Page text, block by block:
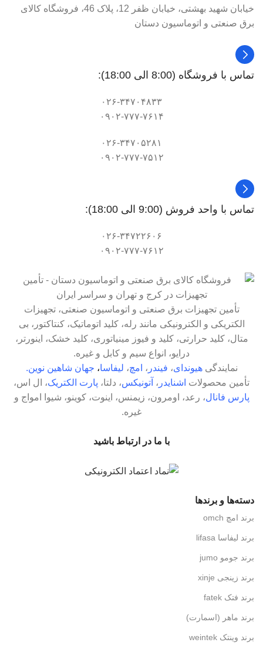
خیابان شهید بهشتی، خیابان ظفر 12، پلاک 46، فروشگاه کالای
برق صنعتی و اتوماسیون دستان
تماس با فروشگاه (8:00 الی 18:00):
۰۲۶-۳۴۷۰۴۸۳۳
۰۹۰۲-۷۷۷-۷۶۱۴
۰۲۶-۳۴۷۰۵۲۸۱
۰۹۰۲-۷۷۷-۷۵۱۲
تماس با واحد فروش (9:00 الی 18:00):
۰۲۶-۳۴۷۲۲۶۰۶
۰۹۰۲-۷۷۷-۷۶۱۲
تأمین تجهیزات برق صنعتی و اتوماسیون صنعتی، تجهیزات
الکتریکی و الکترونیکی مانند رله،کلید اتوماتیک، کنتاکتور، بی
متال، کلید حرارتی، کلید و فیوز مینیاتوری، کلید خشک، اینورتر،
درایو، انواع سیم و کابل و غیره.
نمایندگیهیوندای، فیندر ، امچ، لیفاسا، جهان شاهین نوین.
تأمین محصولات اشنایدر ، آتونیکس، دلتا، پارت الکتریک، ال اس،
پارس فانال، رعد، اومرون، زیمنس، اینوت، کوینو، شیوا امواج و
غیره.
با ما در ارتباط باشید
دسته‌ها و برندها
برند امچ omch
برند لیفاسا lifasa
برند جومو jumo
برند زینجی xinje
برند فتک fatek
برند ماهر (اسمارت)
برند وینتک weintek